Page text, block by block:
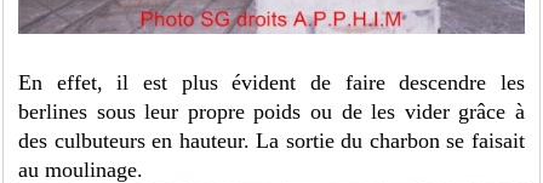
En effet, il est plus évident de faire descendre les
berlines sous leur propre poids ou de les vider grâce à
des culbuteurs en hauteur. La sortie du charbon se faisait
au moulinage.